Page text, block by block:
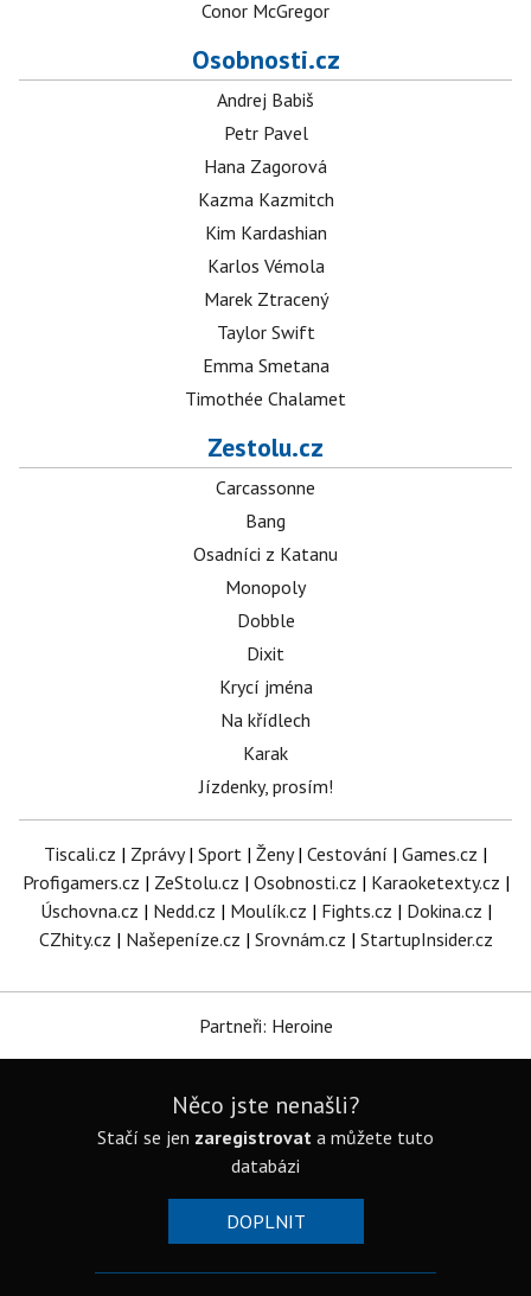
Conor McGregor
Osobnosti.cz
Andrej Babiš
Petr Pavel
Hana Zagorová
Kazma Kazmitch
Kim Kardashian
Karlos Vémola
Marek Ztracený
Taylor Swift
Emma Smetana
Timothée Chalamet
Zestolu.cz
Carcassonne
Bang
Osadníci z Katanu
Monopoly
Dobble
Dixit
Krycí jména
Na křídlech
Karak
Jízdenky, prosím!
Tiscali.cz | Zprávy| Sport | Ženy| Cestování | Games.cz |
Profigamers.cz | ZeStolu.cz | Osobnosti.cz | Karaoketexty.cz |
Úschovna.cz | Nedd.cz | Moulík.cz | Fights.cz | Dokina.cz |
CZhity.cz | Našepeníze.cz | Srovnám.cz | StartupInsider.cz
Partneři: Heroine
Něco jste nenašli?
Stačí se jen zaregistrovat a můžete tuto
databázi
DOPLNIT